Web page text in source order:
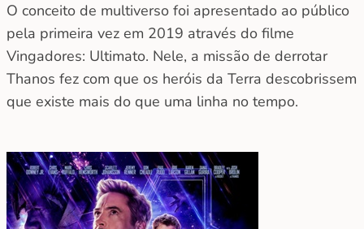
O conceito de multiverso foi apresentado ao público
pela primeira vez em 2019 através do filme
Vingadores: Ultimato. Nele, a missão de derrotar
Thanos fez com que os heróis da Terra descobrissem
que existe mais do que uma linha no tempo.